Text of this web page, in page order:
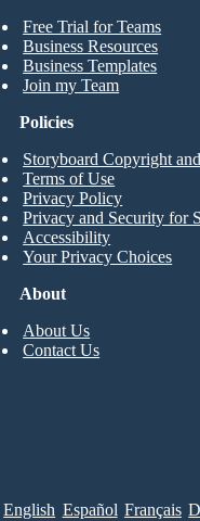
Free Trial for Teams
Business Resources
Business Templates
Join my Team
About
About Us
Contact Us
Policies
Storyboard Copyright
Terms of Use
Privacy Policy
Privacy and Security for
Accessibility
Your Privacy Choices
English Español Français